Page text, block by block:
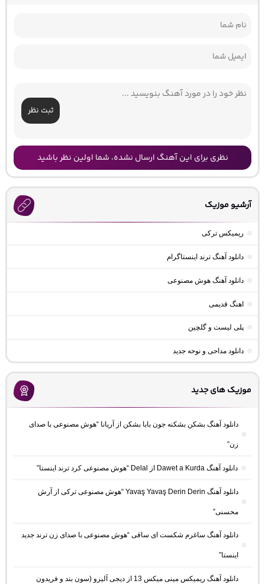
ثبت نظر
نظری برای این آهنگ ارسال نشده، شما اولین نظر باشید
آرشیو موزیک
ریمیکس ترکی
دانلود آهنگ ترند اینستاگرام
دانلود آهنگ هوش مصنوعی
اهنگ قدیمی
پلی لیست و گلچین
دانلود مداحی و نوحه جدید
موزیک های جدید
دانلود آهنگ بشکن بشکنه جون بابا بشکن از آریانا “هوش مصنوعی با صدای
زن”
دانلود آهنگ Dawet a Kurda از Delal “هوش مصنوعی کرد ترند اینستا”
دانلود آهنگ Yavaş Yavaş Derin Derin “هوش مصنوعی ترکی از آرش
محسنی”
دانلود آهنگ ساغرم شکست ای ساقی “هوش مصنوعی با صدای زن ترند جدید
اینستا”
دانلود آهنگ ریمیکس مینی میکس 13 از دیجی آلیزو (سون بند و فریدون